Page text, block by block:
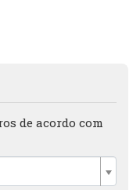
de acordo com